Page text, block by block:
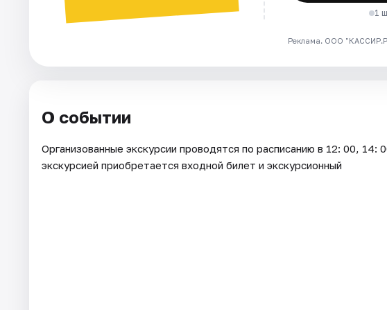
1
Реклама. ООО
О событии
Организованные экскурсии проводятся по расписанию в 12: 00,
экскурсией приобретается входной билет и экскурсионный